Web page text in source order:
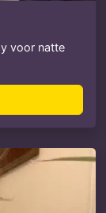
voor natte